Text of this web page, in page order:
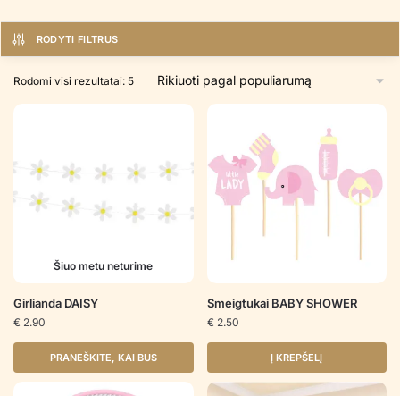
RODYTI FILTRUS
Rodomi visi rezultatai: 5Rūšiuojama
populiarumą
Šiuo metu neturime
Girlianda DAISY
€ 2.90
PRANEŠKITE, KAI BUS
Smeigtukai BABY SHOWER
€ 2.50
Į KREPŠELĮ